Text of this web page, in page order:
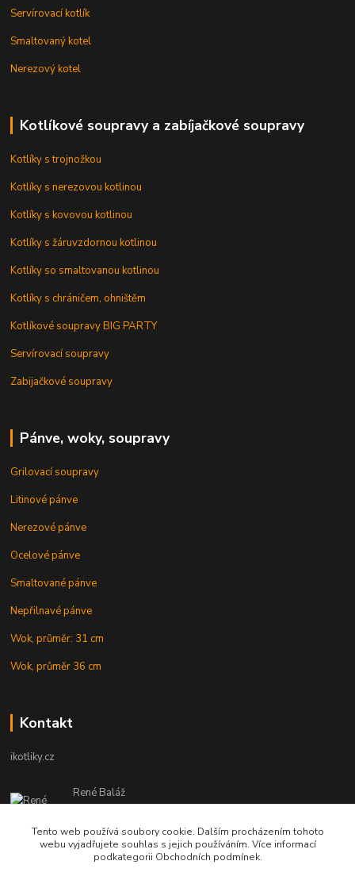
Servírovací kotlík
Smaltovaný kotel
Nerezový kotel
Kotlíkové soupravy a zabíjačkové soupravy
Kotlíky s trojnožkou
Kotlíky s nerezovou kotlinou
Kotlíky s kovovou kotlinou
Kotlíky s žáruvzdornou kotlinou
Kotlíky so smaltovanou kotlinou
Kotlíky s chráničem, ohništěm
Kotlíkové soupravy BIG PARTY
Servírovací soupravy
Zabijačkové soupravy
Pánve, woky, soupravy
Grilovací soupravy
Litinové pánve
Nerezové pánve
Ocelové pánve
Smaltované pánve
Nepřilnavé pánve
Wok, průměr: 31 cm
Wok, průměr 36 cm
Kontakt
ikotliky.cz
René Baláž
Eshop: +421 902 212 007
od 8:00 - do 16:00 hod
info@ikotliky.cz
Tento web používá soubory cookie. Dalším procházením tohoto
webu vyjadřujete souhlas s jejich používáním. Více informací
podkategorii Obchodních podmínek.